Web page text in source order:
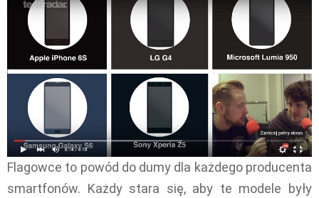
Flagowce to powód do dumy dla każdego producenta
smartfonów. Każdy stara się, aby te modele były